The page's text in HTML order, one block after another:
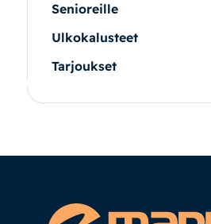
Senioreille
Senioreille
Ulkokalusteet
Tarjoukset